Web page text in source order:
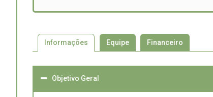
Informações Equipe Financeiro
Objetivo Geral